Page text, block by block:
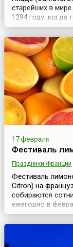
старейших в
1294 году, когда
провести
разные балы,
непристойности,
город, плясали
Свою
17 февраля
Фестиваль
Праздники Франции
Фестиваль
Citron) на
собираются
ежегодно в
двух
среди лимонов:
позволяет
урожая